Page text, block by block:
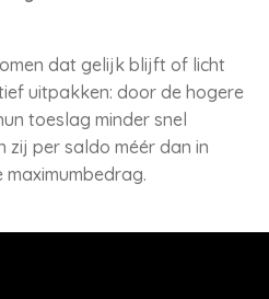
dat gelijk blijft of licht
uitpakken: door de hogere
toeslag minder snel
per saldo méér dan in